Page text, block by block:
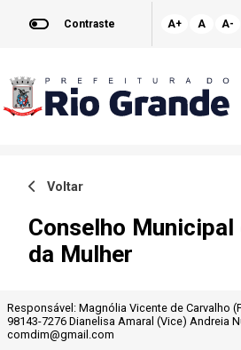
Contraste A+ A A-
Voltar
Conselho
da Mulher
Responsável: Magnólia Vicente de Carvalho
98143-7276 Dianelisa Amaral (Vice) Andreia
comdim@gmail.com